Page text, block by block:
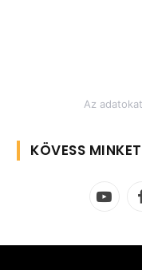
Az
KÖVESS
YouTube